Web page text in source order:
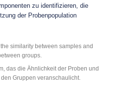
zu identifizieren, die
der Probenpopulation
das die Ähnlichkeit der Proben und
Gruppen veranschaulicht.